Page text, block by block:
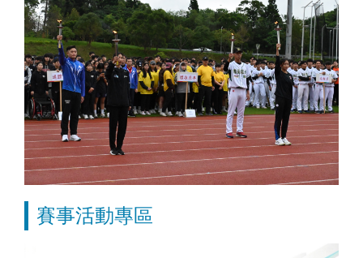
賽事活動專區